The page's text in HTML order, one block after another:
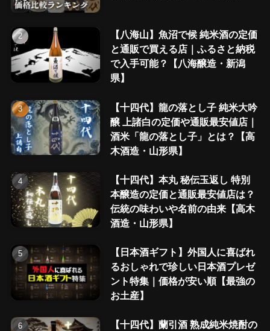
【八海山】魚沼で候 純米酒の定価
と通販で買える店｜ふるさと納税
で入手可能？【八海醸造・新潟
県】
【十四代】龍の落とし子 純米大吟
醸 上諸白の定価や通販最安値店｜
酒米「龍の落とし子」とは？【高
木酒造・山形県】
【十四代】本丸 秘伝玉返し 特別
本醸造の定価と通販最安値店は？
伝統の味わいや名前の由来【高木
酒造・山形県】
【日本酒ギフト】外国人に喜ばれ
るおしゃれで珍しい日本酒プレゼ
ント特集｜価格が安い順【最強の
お土産】
【十四代】蘭引酒 熟成純米焼酎の